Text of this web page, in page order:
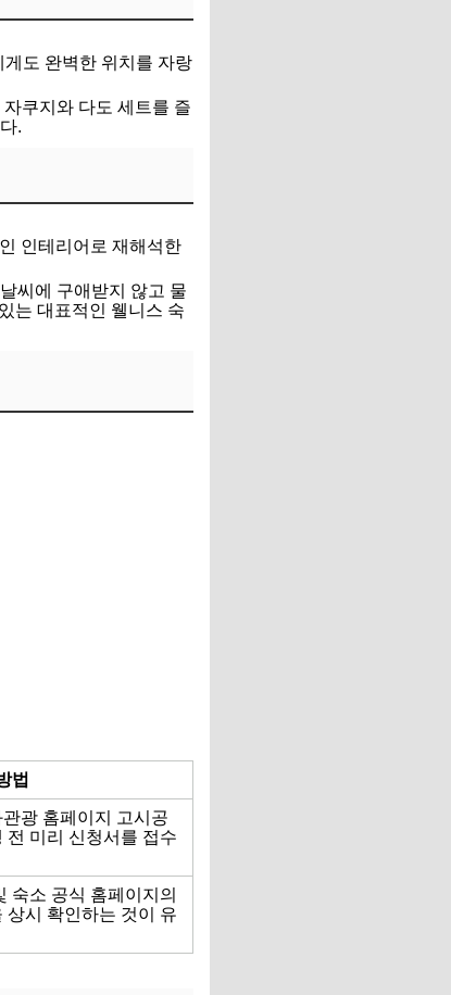
도 완벽한 위치를 자랑
쿠지와 다도 세트를 즐
.
인테리어로 재해석한
씨에 구애받지 않고 물
는 대표적인 웰니스 숙
법
광 홈페이지 고시공
전 미리 신청서를 접수
숙소 공식 홈페이지의
상시 확인하는 것이 유